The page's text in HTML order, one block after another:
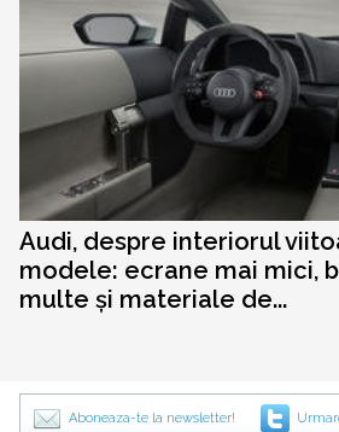
Audi, despre interiorul
modele: ecrane mai mici,
multe și materiale de...
Aboneaza-te la newsletter!